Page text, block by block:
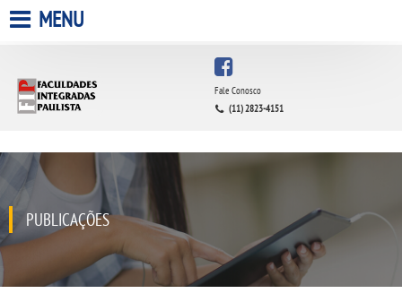
A FACULDADE
QUEM SOMOS
INFRAESTRUTURA
MENU
Fale Conosco
(11) 2823-4151
PUBLICAÇÕES